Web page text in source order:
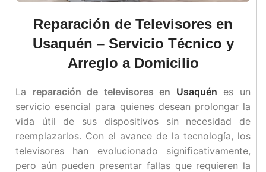
Reparación de Televisores en
Usaquén – Servicio Técnico y
Arreglo a Domicilio
La reparación de televisores en Usaquén es un
servicio esencial para quienes desean prolongar la
vida útil de sus dispositivos sin necesidad de
reemplazarlos. Con el avance de la tecnología, los
televisores han evolucionado significativamente,
pero aún pueden presentar fallas que requieren la